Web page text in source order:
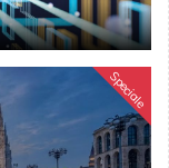
Speciale